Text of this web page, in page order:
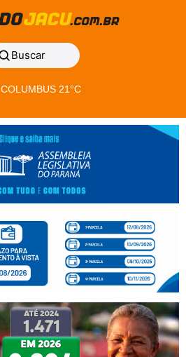
Buscar
COLUMBUS 21°C